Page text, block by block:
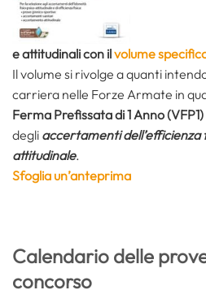
e attitudinali con ilvolume
Il volume si rivolge a quanti
carriera nelle Forze Armate in
Ferma Prefissata di 1 Anno (VFP1)
degli accertamenti dell’efficienza
attitudinale.
Sfoglia un’anteprima
Calendario delle
concorso